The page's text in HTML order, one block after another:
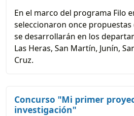
En el marco del programa Filo
seleccionaron once
se desarrollarán en los
Las Heras, San Martín, Junín,
Cruz.
Concurso "Mi primer
investigación"